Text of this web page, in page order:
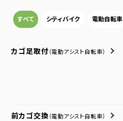
すべて シティバイク 電動自転車
カゴ足取付 （電動アシスト自転車）
前カゴ交換 （電動アシスト自転車）